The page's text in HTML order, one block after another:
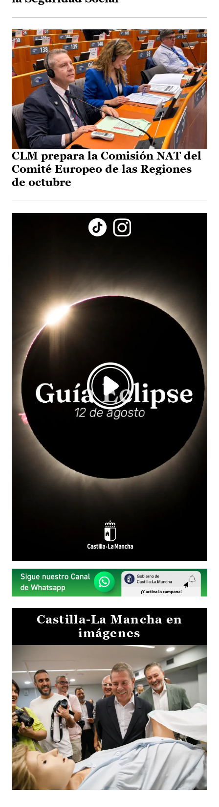
CLM prepara la Comisión NAT del
Comité Europeo de las Regiones
de octubre
Castilla-La Mancha en
imágenes